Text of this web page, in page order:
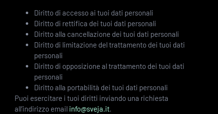
Diritto di accesso ai tuoi dati personali
Diritto di rettifica dei tuoi dati personali
Diritto alla cancellazione dei tuoi dati personali
Diritto di limitazione del trattamento dei tuoi dati
personali
Diritto di opposizione al trattamento dei tuoi dati
personali
Diritto alla portabilità dei tuoi dati personali
Puoi esercitare i tuoi diritti inviando una richiesta
all’indirizzo email info@sveja.it.